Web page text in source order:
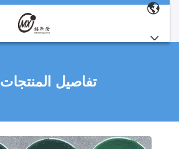
تفاصيل المنتجات